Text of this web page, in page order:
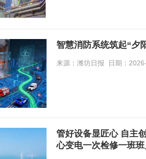
智慧消防系统筑起“夕
来源：潍坊日报 日期：
管好设备显匠心 自主
心变电一次检修一班